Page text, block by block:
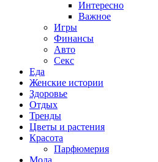
Интересно
Важное
Игры
Финансы
Авто
Секс
Еда
Женские истории
Здоровье
Отдых
Тренды
Цветы и растения
Красота
Парфюмерия
Мода